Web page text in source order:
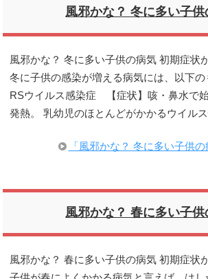
風邪かな？ 冬に多い子供
風邪かな？ 冬に多い子供の病気 初期症状
冬に子供の感染が増える病気には、以下の
RSウイルス感染症 【症状】咳・鼻水で
発熱。 乳幼児のほとんどがかかるウイルス
「風邪かな？ 冬に多い子供
風邪かな？ 春に多い子供
風邪かな？ 春に多い子供の病気 初期症状